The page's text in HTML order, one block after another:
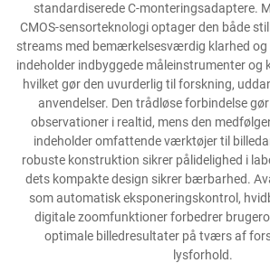
standardiserede C-monteringsadaptere.
CMOS-sensorteknologi optager den både
streams med bemærkelsesværdig klarhed og
indeholder indbyggede måleinstrumenter og
hvilket gør den uvurderlig til forskning,
anvendelser. Den trådløse forbindelse
observationer i realtid, mens den
indeholder omfattende værktøjer til
robuste konstruktion sikrer pålidelighed i
dets kompakte design sikrer bærbarhed.
som automatisk eksponeringskontrol,
digitale zoomfunktioner forbedrer
optimale billedresultater på tværs af
lysforhold.